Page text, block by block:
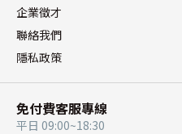
企業徵才
聯絡我們
隱私政策
免付費客服專線
平日 09:00~18:30